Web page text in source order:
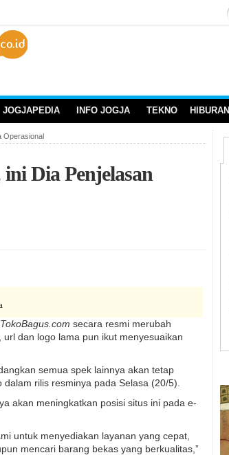
JOGJAPEDIA INFO JOGJA TEKNO HIBURAN
Operasional
Dia Penjelasan
TokoBagus.com secara resmi merubah
url dan logo lama pun ikut menyesuaikan
semua spek lainnya akan tetap
dalam rilis resminya pada Selasa (20/5).
akan meningkatkan posisi situs ini pada e-
untuk menyediakan layanan yang cepat,
mencari barang bekas yang berkualitas,”